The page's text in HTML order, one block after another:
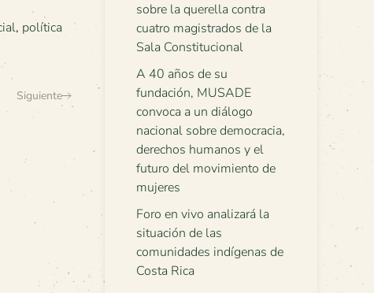
, política
Siguiente
sobre la querella contra
cuatro magistrados de la
Sala Constitucional
A 40 años de su
fundación, MUSADE
convoca a un diálogo
nacional sobre democracia,
derechos humanos y el
futuro del movimiento de
mujeres
Foro en vivo analizará la
situación de las
comunidades indígenas de
Costa Rica